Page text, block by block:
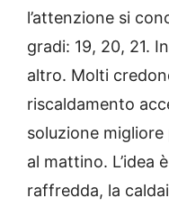
l’attenzione si
gradi: 19, 20, 21.
altro. Molti
riscaldamento
soluzione
al mattino. L’idea
raffredda, la